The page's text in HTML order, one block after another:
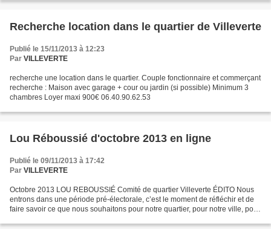
Recherche location dans le quartier de Villeverte
Publié le 15/11/2013 à 12:23
Par VILLEVERTE
recherche une location dans le quartier. Couple fonctionnaire et commerçant
recherche : Maison avec garage + cour ou jardin (si possible) Minimum 3
chambres Loyer maxi 900€ 06.40.90.62.53
Lou Réboussié d'octobre 2013 en ligne
Publié le 09/11/2013 à 17:42
Par VILLEVERTE
Octobre 2013 LOU REBOUSSIÉ Comité de quartier Villeverte ÉDITO Nous
entrons dans une période pré-électorale, c’est le moment de réfléchir et de
faire savoir ce que nous souhaitons pour notre quartier, pour notre ville, pour